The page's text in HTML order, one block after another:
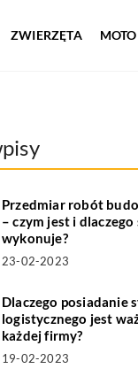
ZWIERZĘTA
Przedmiar robót
– czym jest i dlaczego
wykonuje?
23-02-2023
Dlaczego posiadanie
logistycznego jest
każdej firmy?
19-02-2023